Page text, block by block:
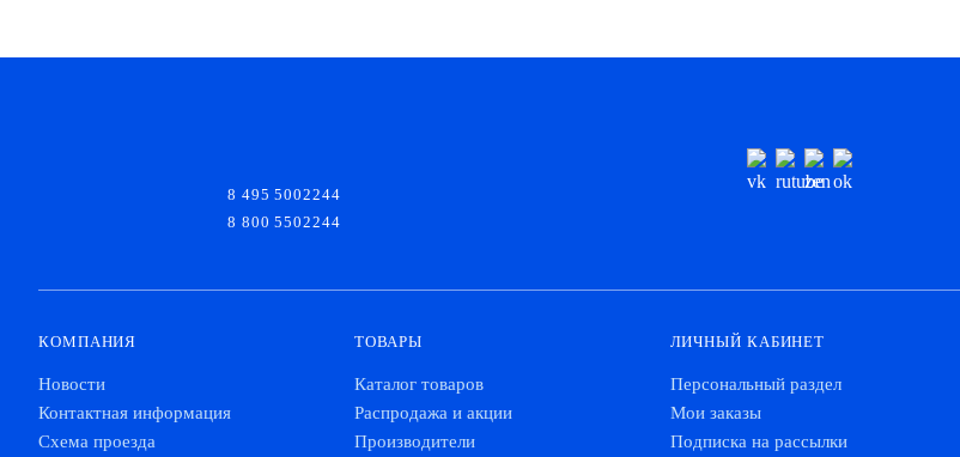
8 495 5002244
8 800 5502244
КОМПАНИЯ
Новости
Контактная информация
Схема проезда
ТОВАРЫ
Каталог товаров
Распродажа и акции
Производители
ЛИЧНЫЙ КАБИНЕТ
Персональный раздел
Мои заказы
Подписка на рассылки